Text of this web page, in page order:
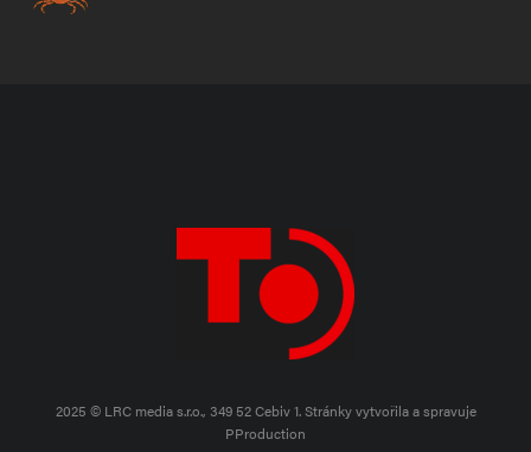
2025 © LRC media s.r.o., 349 52 Cebiv 1.Stránky vytvořila a spravuje
PProduction